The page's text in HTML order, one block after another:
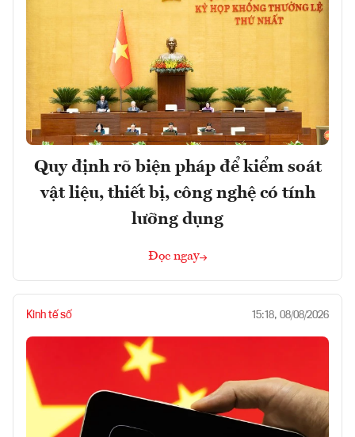
Quy định rõ biện pháp để kiểm soát
vật liệu, thiết bị, công nghệ có tính
lưỡng dụng
Đọc ngay
Kinh tế số 15:18, 08/08/2026